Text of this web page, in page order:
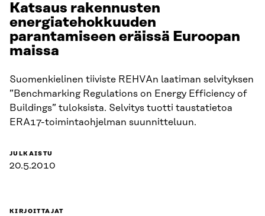
Katsaus rakennusten
energiatehokkuuden
parantamiseen eräissä Euroopan
maissa
Suomenkielinen tiiviste REHVAn laatiman selvityksen
”Benchmarking Regulations on Energy Efficiency of
Buildings” tuloksista. Selvitys tuotti taustatietoa
ERA17-toimintaohjelman suunnitteluun.
JULKAISTU
20.5.2010
KIRJOITTAJAT